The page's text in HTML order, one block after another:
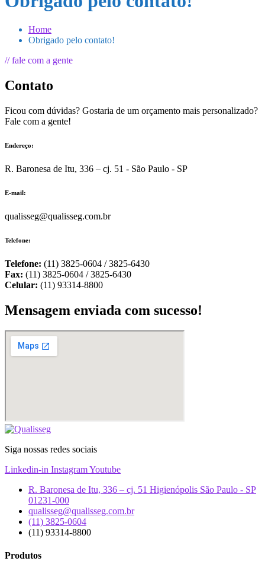
Home
Obrigado pelo contato!
// fale com a gente
Contato
Ficou com dúvidas? Gostaria de um orçamento mais personalizado?
Fale com a gente!
Endereço:
R. Baronesa de Itu, 336 – cj. 51 - São Paulo - SP
E-mail:
qualisseg@qualisseg.com.br
Telefone:
Telefone: (11) 3825-0604 / 3825-6430
Fax: (11) 3825-0604 / 3825-6430
Celular: (11) 93314-8800
Mensagem enviada com sucesso!
Siga nossas redes sociais
Linkedin-in InstagramYoutube
R. Baronesa de Itu, 336 – cj. 51 Higienópolis São Paulo - SP
01231-000
qualisseg@qualisseg.com.br
(11) 3825-0604
(11) 93314-8800
Produtos